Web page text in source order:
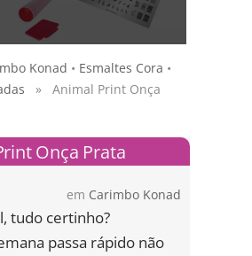
Konad • Esmaltes Cora •
» Animal Print Onça
Onça Prata
em Carimbo Konad
tudo certinho?
passa rápido não